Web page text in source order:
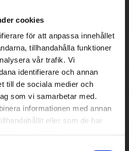
cookies
för att anpassa innehållet
tillhandahålla funktioner
vår trafik. Vi
identifierare och annan
till de sociala medier och
som vi samarbetar med.
informationen med annan
eller som de har
säkert
|| Välj ||
leveranser
Eller ||
med/utan montering